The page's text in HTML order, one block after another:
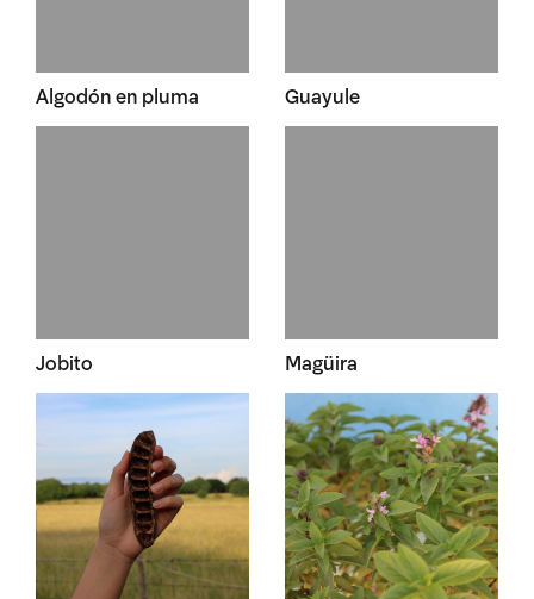
Algodón en pluma Guayule
Jobito Magüira